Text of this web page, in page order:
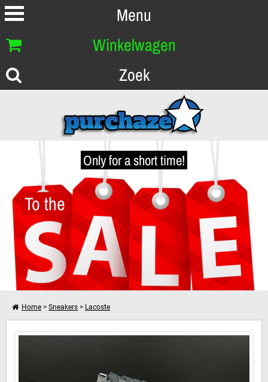
Menu
Winkelwagen
Zoek
Only for a short time!
To the
Home > Sneakers > Lacoste
Lacoste Marcel CIW SPM LTH Black Dark Grey